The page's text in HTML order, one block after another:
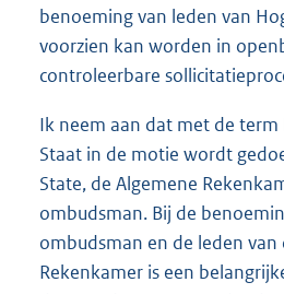
benoeming van leden van
voorzien kan worden in
controleerbare
Ik neem aan dat met de term
Staat in de motie wordt
State, de Algemene
ombudsman. Bij de
ombudsman en de leden van
Rekenkamer is een